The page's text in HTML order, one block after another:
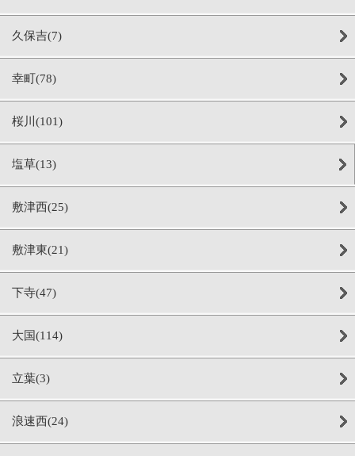
久保吉(7)
幸町(78)
桜川(101)
塩草(13)
敷津西(25)
敷津東(21)
下寺(47)
大国(114)
立葉(3)
浪速西(24)